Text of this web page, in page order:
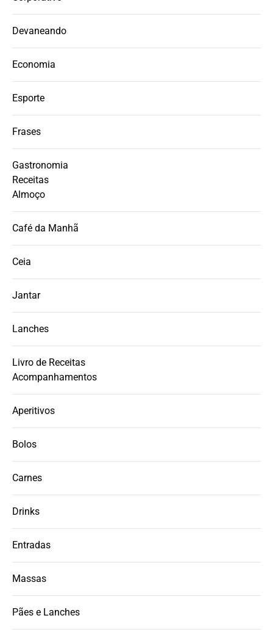
Devaneando
Economia
Esporte
Frases
Gastronomia
Receitas
Almoço
Café da Manhã
Ceia
Jantar
Lanches
Livro de Receitas
Acompanhamentos
Aperitivos
Bolos
Carnes
Drinks
Entradas
Massas
Pães e Lanches